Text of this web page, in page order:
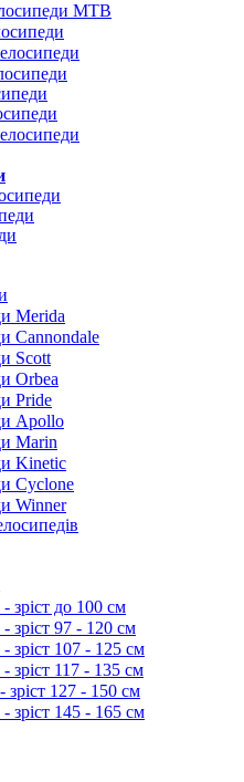
MTB
Merida
Cannondale
Scott
Orbea
Pride
Apollo
Marin
Kinetic
Cyclone
Winner
- зріст до 100 см
- зріст 97 - 120 см
- зріст 107 - 125 см
- зріст 117 - 135 см
- зріст 127 - 150 см
- зріст 145 - 165 см